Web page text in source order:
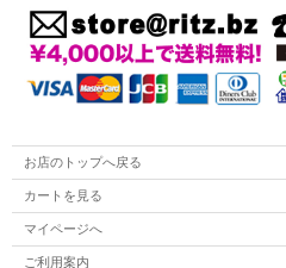
お店のトップへ戻る
カートを見る
マイページへ
ご利用案内